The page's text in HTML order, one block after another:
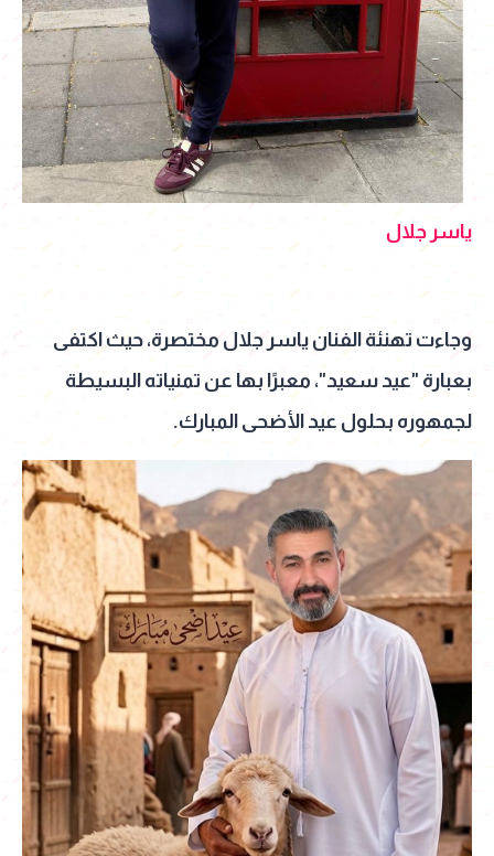
ياسر جلال
وجاءت تهنئة الفنان ياسر جلال مختصرة، حيث اكتفى
بعبارة "عيد سعيد"، معبرًا بها عن تمنياته البسيطة
لجمهوره بحلول عيد الأضحى المبارك.